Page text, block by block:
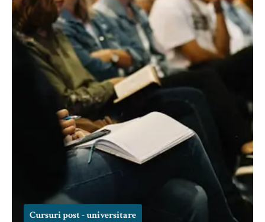
Cursuri post - universitare